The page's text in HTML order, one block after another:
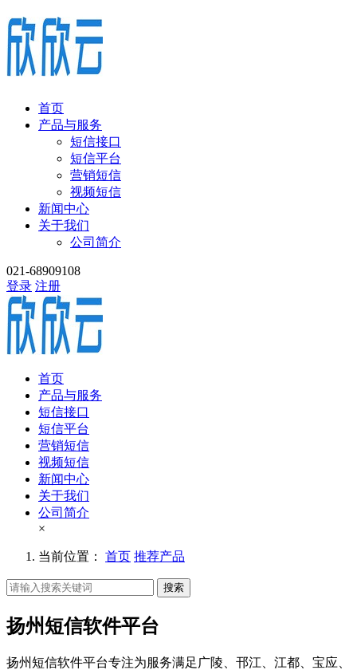
首页
产品与服务
短信接口
短信平台
营销短信
视频短信
新闻中心
关于我们
公司简介
021-68909108
登录 注册
首页
产品与服务
短信接口
短信平台
营销短信
视频短信
新闻中心
关于我们
公司简介
×
当前位置： 首页 推荐产品
搜索
扬州短信软件平台
扬州短信软件平台专注为服务满足广陵、邗江、江都、宝应、